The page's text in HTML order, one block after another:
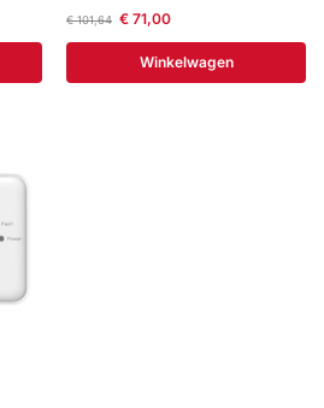
€101,64 €71,00
Winkelwagen